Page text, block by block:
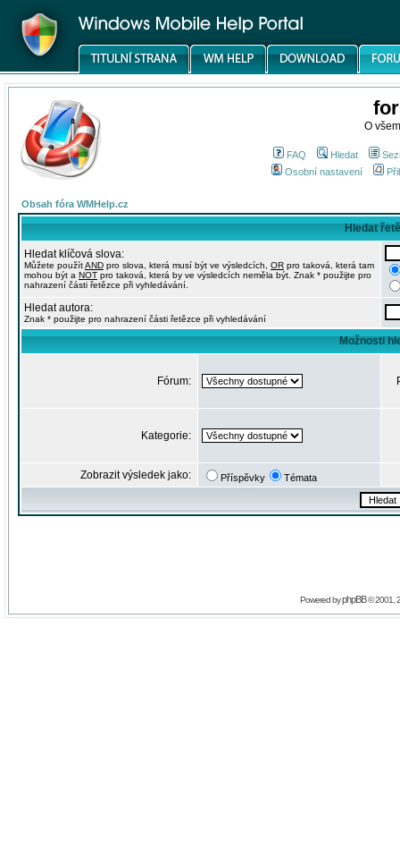
O
FAQ Hledat
Osobní nastavení
Obsah fóra WMHelp.cz
Hledat
Hledat klíčová slova:
Můžete použítAND pro slova, která musí být ve výsledcích, OR pro taková, která tam
mohou být a NOT pro taková, která by ve výsledcích neměla být. Znak * použijte pro
nahrazení části řetězce při vyhledávání.
Hledat autora:
Znak * použijte pro nahrazení části řetězce při vyhledávání
Možnosti
Fórum:
Kategorie:
Zobrazit výsledek jako: Příspěvky Témata
Powered byphpBB© 2001,